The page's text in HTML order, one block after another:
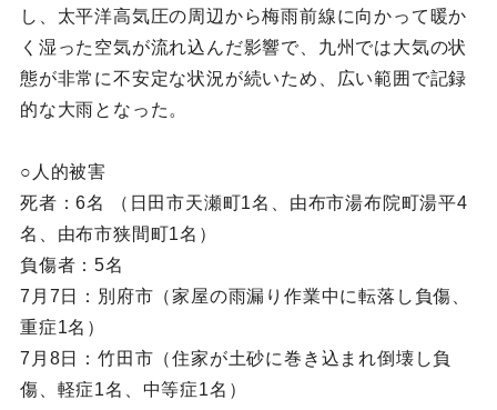
し、太平洋高気圧の周辺から梅雨前線に向かって暖か
く湿った空気が流れ込んだ影響で、九州では大気の状
態が非常に不安定な状況が続いため、広い範囲で記録
的な大雨となった。
○人的被害
死者：6名 （日田市天瀬町1名、由布市湯布院町湯平4
名、由布市狭間町1名）
負傷者：5名
7月7日：別府市（家屋の雨漏り作業中に転落し負傷、
重症1名）
7月8日：竹田市（住家が土砂に巻き込まれ倒壊し負
傷、軽症1名、中等症1名）